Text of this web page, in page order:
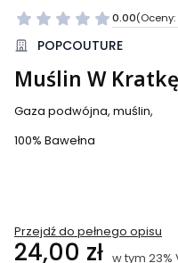
0.00
Przejdź
POPCOUTURE
Muślin W Kratkę
Gaza podwójna, muślin,
100% Bawełna
Przejdź do pełnego opisu
Cena
24,00 zł w tym 23%
w tym 23%